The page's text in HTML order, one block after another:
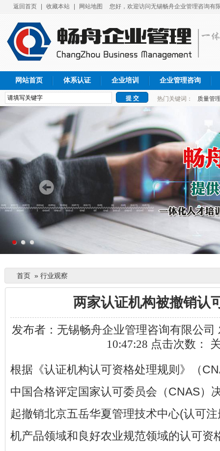
返回首页 收藏本站 网站地图 您好，欢迎访问无锡畅舟企业管理咨询有
网站首页 体系认证 企业培训 企业管理咨询
热门关键词： 质量管
首页 » 行业观察
两家认证机构被撤销认
发布者：无锡畅舟企业管理咨询有限公司
10:47:28 点击次数：
根据《认证机构认可资格处理规则》（
中国合格评定国家认可委员会（CNAS）
起撤销北京五岳华夏管理技术中心(认可
机产品领域和良好农业规范领域的认可资